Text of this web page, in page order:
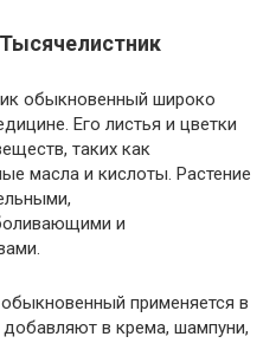
обыкновенный широко
Его листья и цветки
таких как
масла и кислоты. Растение
и
применяется в
добавляют в крема, шампуни,